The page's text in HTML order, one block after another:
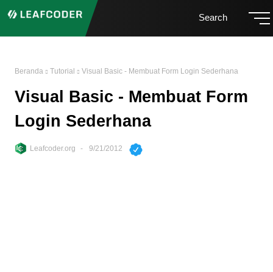
Search
Beranda Tutorial Visual Basic - Membuat Form Login Sederhana
Visual Basic - Membuat Form
Login Sederhana
Leafcoder.org 9/21/2012